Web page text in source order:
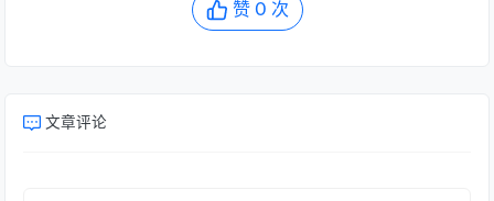
赞 0 次
文章评论